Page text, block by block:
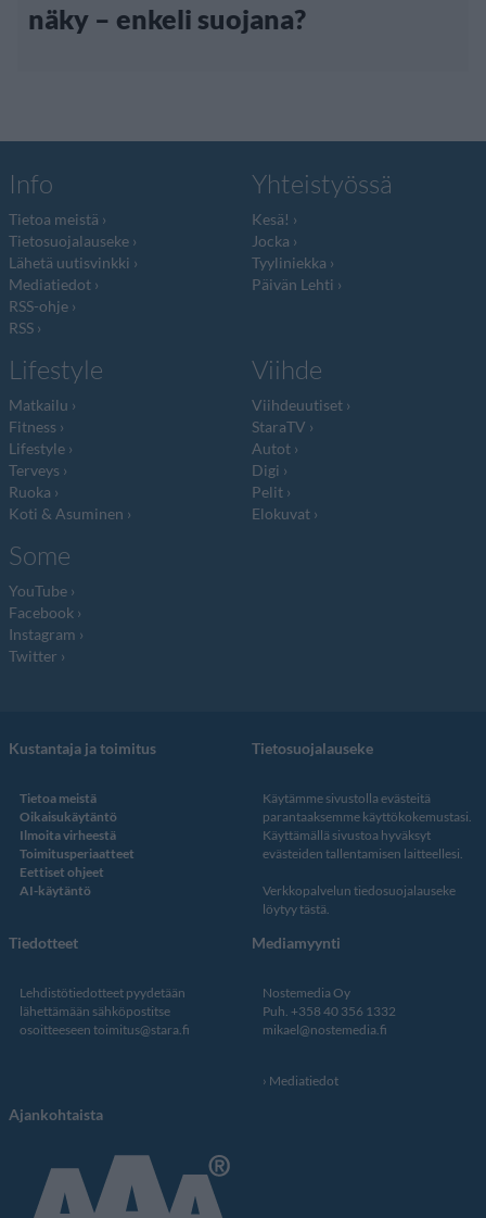
näky – enkeli suojana?
Info
Tietoa meistä
Tietosuojalauseke
Lähetä uutisvinkki
Mediatiedot
RSS-ohje
RSS
Yhteistyössä
Kesä!
Jocka
Tyyliniekka
Päivän Lehti
Lifestyle
Matkailu
Fitness
Lifestyle
Terveys
Ruoka
Koti & Asuminen
Viihde
Viihdeuutiset
StaraTV
Autot
Digi
Pelit
Elokuvat
Some
YouTube
Facebook
Instagram
Twitter
Kustantaja ja toimitus
Tietoa meistä
Oikaisukäytäntö
Ilmoita virheestä
Toimitusperiaatteet
Eettiset ohjeet
AI-käytäntö
Tietosuojalauseke
Käytämme sivustolla evästeitä
parantaaksemme käyttökokemustasi.
Käyttämällä sivustoa hyväksyt
evästeiden tallentamisen laitteellesi.
Verkkopalvelun tiedosuojalauseke
löytyy tästä
Tiedotteet
Lehdistötiedotteet pyydetään
lähettämään sähköpostitse
osoitteeseen toimitus@stara.fi
Mediamyynti
Nostemedia Oy
Puh. +358 40 356 1332
mikael@nostemedia.fi
Mediatiedot
Ajankohtaista